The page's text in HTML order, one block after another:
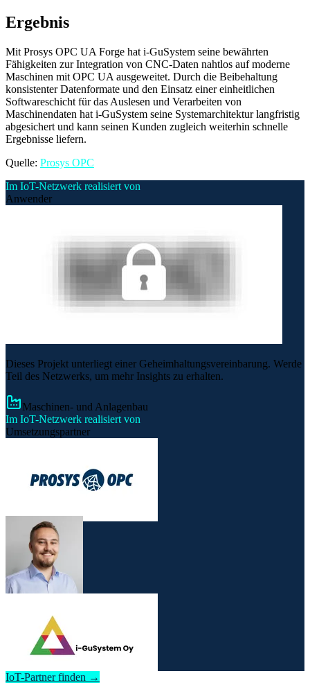
Ergebnis
Mit Prosys OPC UA Forge hat i-GuSystem seine bewährten
Fähigkeiten zur Integration von CNC-Daten nahtlos auf moderne
Maschinen mit OPC UA ausgeweitet. Durch die Beibehaltung
konsistenter Datenformate und den Einsatz einer einheitlichen
Softwareschicht für das Auslesen und Verarbeiten von
Maschinendaten hat i-GuSystem seine Systemarchitektur langfristig
abgesichert und kann seinen Kunden zugleich weiterhin schnelle
Ergebnisse liefern.
Quelle: Prosys OPC
Im IoT-Netzwerk realisiert von
Anwender
Dieses Projekt unterliegt einer Geheimhaltungsvereinbarung. Werde
Teil des Netzwerks, um mehr Insights zu erhalten.
Maschinen- und Anlagenbau
Im IoT-Netzwerk realisiert von
Umsetzungspartner
IoT-Partner finden →